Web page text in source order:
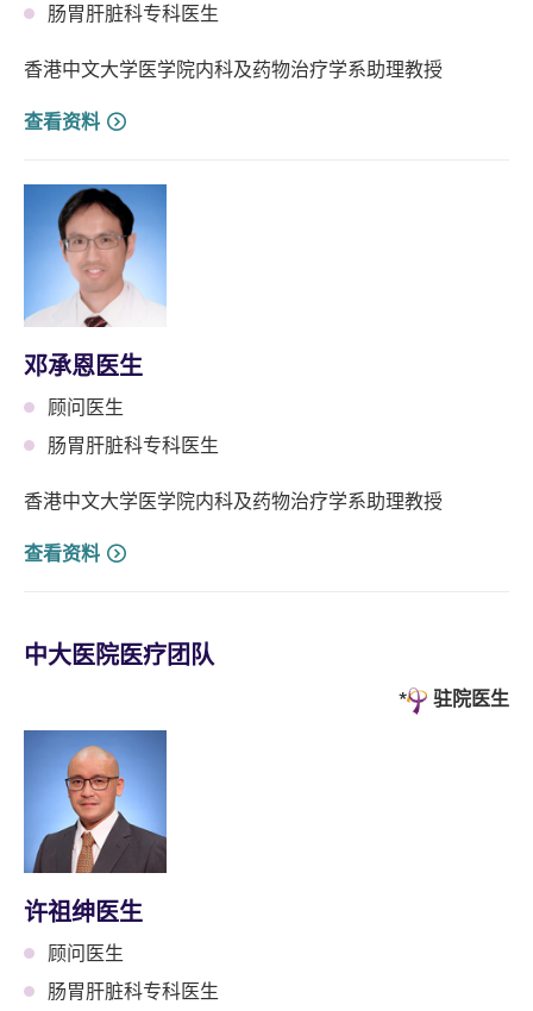
肠胃肝脏科专科医生
香港中文大学医学院内科及药物治疗学系助理教授
查看资料
邓承恩医生
顾问医生
肠胃肝脏科专科医生
香港中文大学医学院内科及药物治疗学系助理教授
查看资料
中大医院医疗团队
驻院医生
许祖绅医生
顾问医生
肠胃肝脏科专科医生